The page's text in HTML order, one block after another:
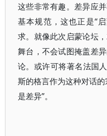
这些非常有趣。差异应
基本规范，这也正是“
求。就像此次启蒙论坛
舞台，不会试图掩盖差
论。或许可将著名法国
斯的格言作为这种对话
是差异”。